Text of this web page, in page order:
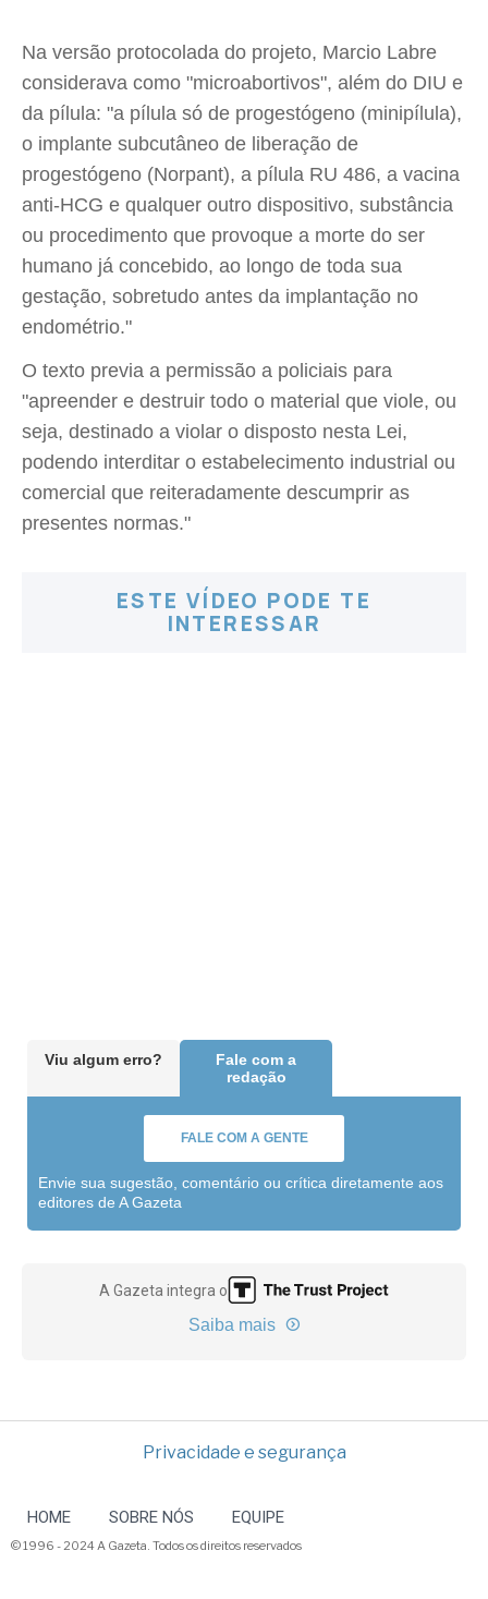
Na versão protocolada do projeto, Marcio Labre
considerava como "microabortivos", além do DIU e
da pílula: "a pílula só de progestógeno (minipílula),
o implante subcutâneo de liberação de
progestógeno (Norpant), a pílula RU 486, a vacina
anti-HCG e qualquer outro dispositivo, substância
ou procedimento que provoque a morte do ser
humano já concebido, ao longo de toda sua
gestação, sobretudo antes da implantação no
endométrio."
O texto previa a permissão a policiais para
"apreender e destruir todo o material que viole, ou
seja, destinado a violar o disposto nesta Lei,
podendo interditar o estabelecimento industrial ou
comercial que reiteradamente descumprir as
presentes normas."
ESTE VÍDEO PODE TE
INTERESSAR
Viu algum erro?
Fale com a
redação
FALE COM A GENTE
Envie sua sugestão, comentário ou crítica diretamente aos
editores de A Gazeta
A Gazeta integra o
Saiba mais
Privacidade e segurança
HOME SOBRE NÓS EQUIPE
© 1996 - 2024 A Gazeta. Todos os direitos reservados